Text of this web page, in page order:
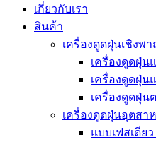
เกี่ยวกับเรา
สินค้า
เครื่องดูดฝุ่นเชิงพ
เครื่องดูดฝุ่น
เครื่องดูดฝุ่น
เครื่องดูดฝุ่น
เครื่องดูดฝุ่นอุตสา
แบบเฟสเดีย